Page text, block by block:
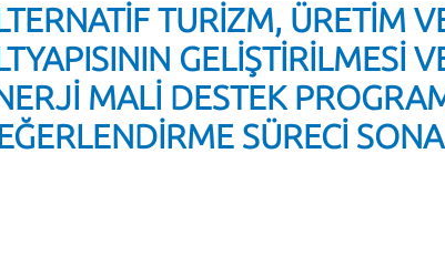
TURİZM, ÜRETİM
GELİŞTİRİLMESİ
MALİ DESTEK
SÜRECİ